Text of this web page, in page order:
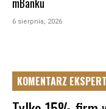
6 sierpnia, 2026
KOMENTARZ